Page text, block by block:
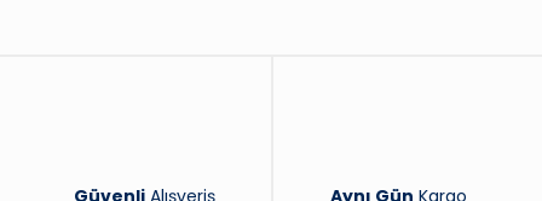
Güvenli Alışveriş Aynı Gün Kargo